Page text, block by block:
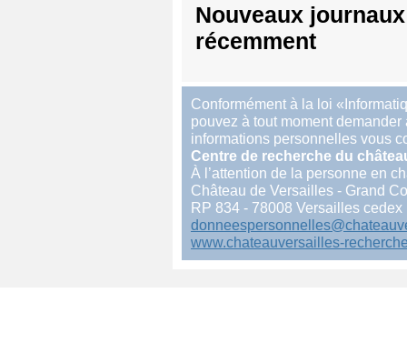
Nouveaux
récemment
Conformément à la loi
pouvez à tout moment
informations personnelles vous
Centre de recherche du
À l’attention de la personne en
Château de Versailles - Grand
RP 834 - 78008 Versailles cedex
www.chateauversailles-